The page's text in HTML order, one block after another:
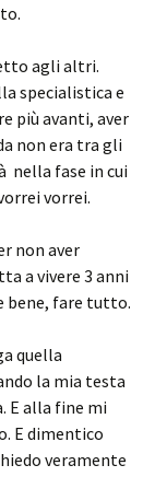
agli altri.
specialistica e
più avanti, aver
non era tra gli
nella fase in cui
vorrei.
non aver
a vivere 3 anni
bene, fare tutto.
quella
la mia testa
E alla fine mi
E dimentico
veramente